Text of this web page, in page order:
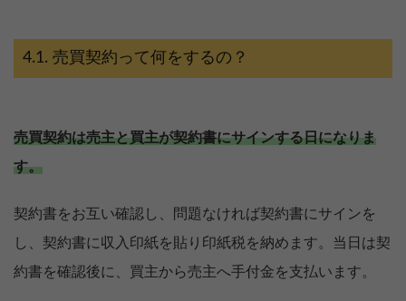
売買契約って何をするの？
売買契約は売主と買主が契約書にサインする日になりま
す。
契約書をお互い確認し、問題なければ契約書にサインを
し、契約書に収入印紙を貼り印紙税を納めます。当日は契
約書を確認後に、買主から売主へ手付金を支払います。